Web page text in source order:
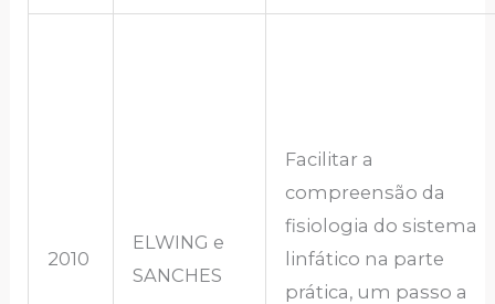
2010
ELWING e
SANCHES
Facilitar a
compreensão da
fisiologia do sistema
linfático na parte
prática, um passo a